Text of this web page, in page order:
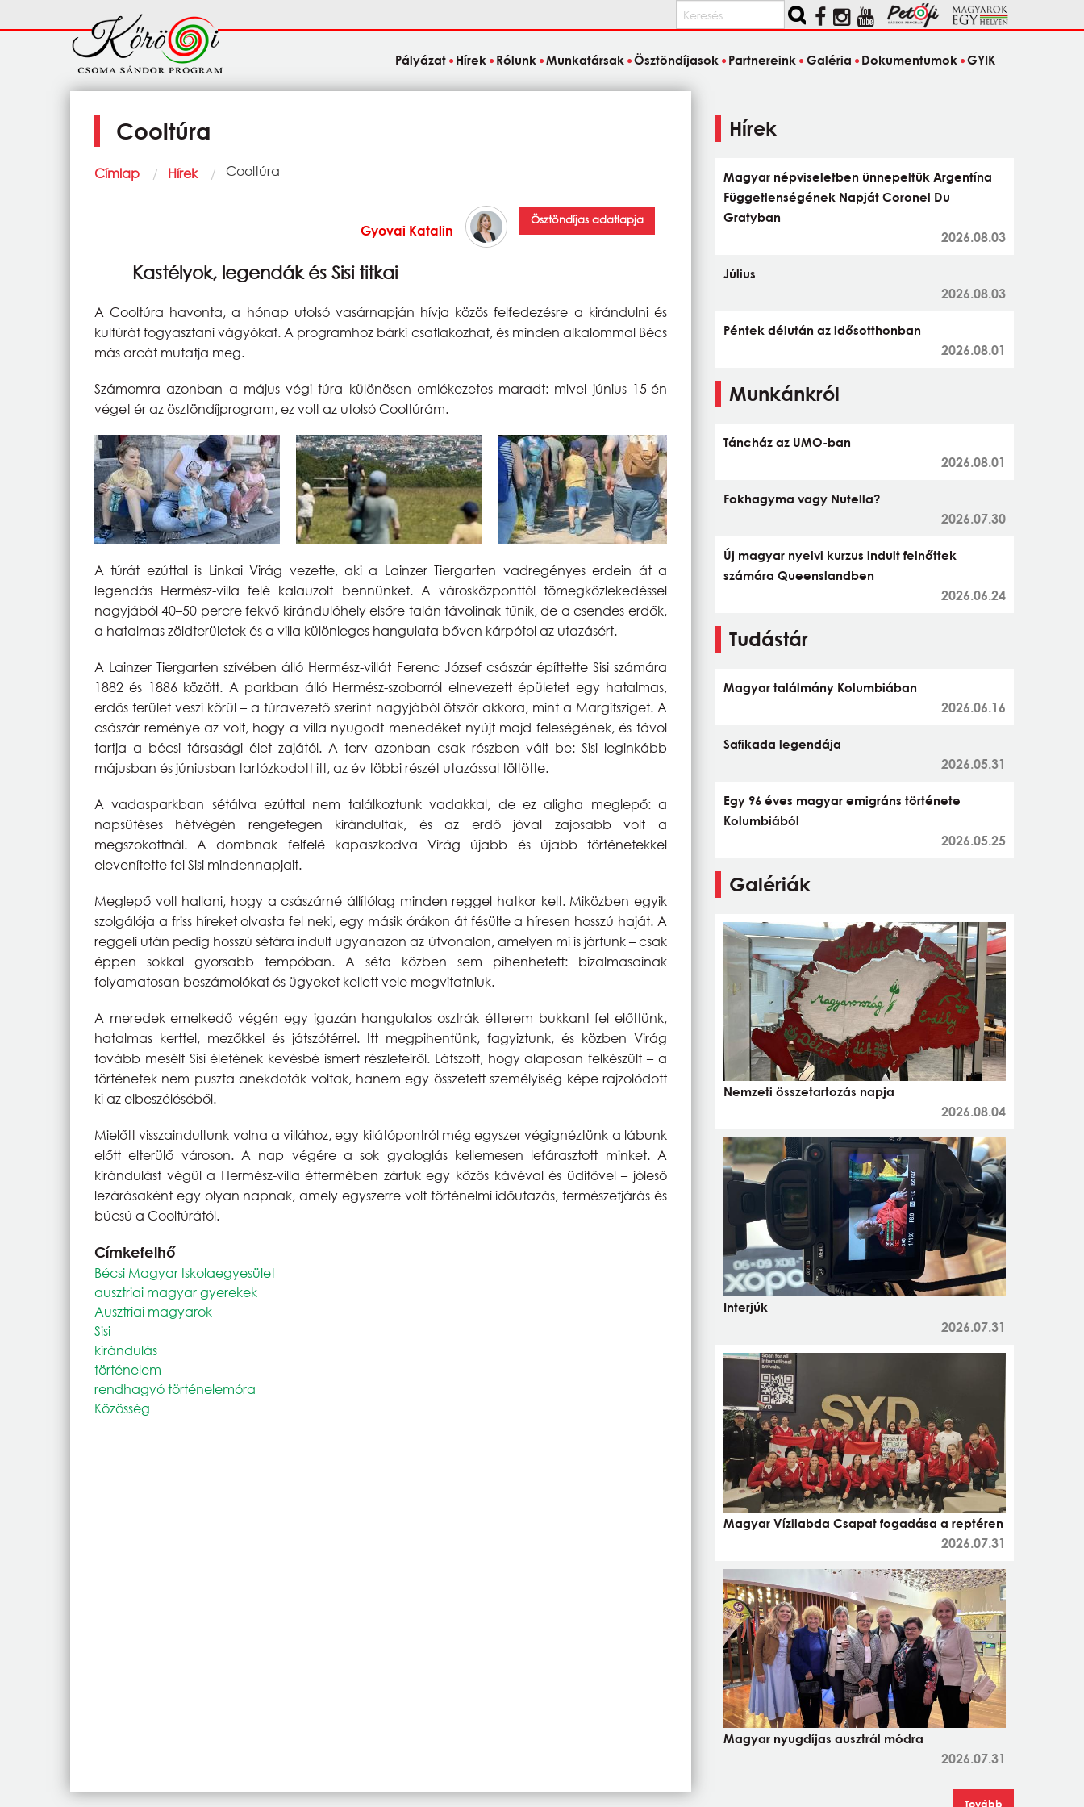
Keresés
Fő
navigáció
Pályázat Hírek Rólunk Munkatársak Ösztöndíjasok Partnereink Galéria Dokumentumok GYIK
Cooltúra
Morzsa
Címlap Hírek Current:
Cooltúra
Gyovai Katalin
Ösztöndíjas adatlapja
Kastélyok, legendák és Sisi titkai
A Cooltúra havonta, a hónap utolsó vasárnapján hívja közös felfedezésre a kirándulni és
kultúrát fogyasztani vágyókat. A programhoz bárki csatlakozhat, és minden alkalommal Bécs
más arcát mutatja meg.
Számomra azonban a május végi túra különösen emlékezetes maradt: mivel június 15-én
véget ér az ösztöndíjprogram, ez volt az utolsó Cooltúrám.
A túrát ezúttal is Linkai Virág vezette, aki a Lainzer Tiergarten vadregényes erdein át a
legendás Hermész-villa felé kalauzolt bennünket. A városközponttól tömegközlekedéssel
nagyjából 40–50 percre fekvő kirándulóhely elsőre talán távolinak tűnik, de a csendes erdők,
a hatalmas zöldterületek és a villa különleges hangulata bőven kárpótol az utazásért.
A Lainzer Tiergarten szívében álló Hermész-villát Ferenc József császár építtette Sisi számára
1882 és 1886 között. A parkban álló Hermész-szoborról elnevezett épületet egy hatalmas,
erdős terület veszi körül – a túravezető szerint nagyjából ötször akkora, mint a Margitsziget. A
császár reménye az volt, hogy a villa nyugodt menedéket nyújt majd feleségének, és távol
tartja a bécsi társasági élet zajától. A terv azonban csak részben vált be: Sisi leginkább
májusban és júniusban tartózkodott itt, az év többi részét utazással töltötte.
A vadasparkban sétálva ezúttal nem találkoztunk vadakkal, de ez aligha meglepő: a
napsütéses hétvégén rengetegen kirándultak, és az erdő jóval zajosabb volt a
megszokottnál. A dombnak felfelé kapaszkodva Virág újabb és újabb történetekkel
elevenítette fel Sisi mindennapjait.
Meglepő volt hallani, hogy a császárné állítólag minden reggel hatkor kelt. Miközben egyik
szolgálója a friss híreket olvasta fel neki, egy másik órákon át fésülte a híresen hosszú haját. A
reggeli után pedig hosszú sétára indult ugyanazon az útvonalon, amelyen mi is jártunk – csak
éppen sokkal gyorsabb tempóban. A séta közben sem pihenhetett: bizalmasainak
folyamatosan beszámolókat és ügyeket kellett vele megvitatniuk.
A meredek emelkedő végén egy igazán hangulatos osztrák étterem bukkant fel előttünk,
hatalmas kerttel, mezőkkel és játszótérrel. Itt megpihentünk, fagyiztunk, és közben Virág
tovább mesélt Sisi életének kevésbé ismert részleteiről. Látszott, hogy alaposan felkészült – a
történetek nem puszta anekdoták voltak, hanem egy összetett személyiség képe rajzolódott
ki az elbeszéléséből.
Mielőtt visszaindultunk volna a villához, egy kilátópontról még egyszer végignéztünk a lábunk
előtt elterülő városon. A nap végére a sok gyaloglás kellemesen lefárasztott minket. A
kirándulást végül a Hermész-villa éttermében zártuk egy közös kávéval és üdítővel – jóleső
lezárásaként egy olyan napnak, amely egyszerre volt történelmi időutazás, természetjárás és
búcsú a Cooltúrától.
Címkefelhő
Bécsi Magyar Iskolaegyesület
ausztriai magyar gyerekek
Ausztriai magyarok
Sisi
kirándulás
történelem
rendhagyó történelemóra
Közösség
Hírek
Magyar népviseletben ünnepeltük Argentína
Függetlenségének Napját Coronel Du
Gratyban
2026.08.03
Július
2026.08.03
Péntek délután az idősotthonban
2026.08.01
Munkánkról
Táncház az UMO-ban
2026.08.01
Fokhagyma vagy Nutella?
2026.07.30
Új magyar nyelvi kurzus indult felnőttek
számára Queenslandben
2026.06.24
Tudástár
Magyar találmány Kolumbiában
2026.06.16
Safikada legendája
2026.05.31
Egy 96 éves magyar emigráns története
Kolumbiából
2026.05.25
Galériák
Nemzeti összetartozás napja
2026.08.04
Interjúk
2026.07.31
Magyar Vízilabda Csapat fogadása a reptéren
2026.07.31
Magyar nyugdíjas ausztrál módra
2026.07.31
Tovább